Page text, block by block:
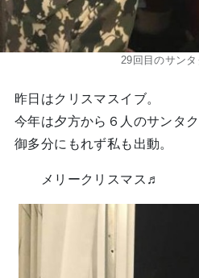
29回目のサンタ
昨日はクリスマスイブ。
今年は夕方から６人のサンタ
御多分にもれず私も出動。
メリークリスマス♬